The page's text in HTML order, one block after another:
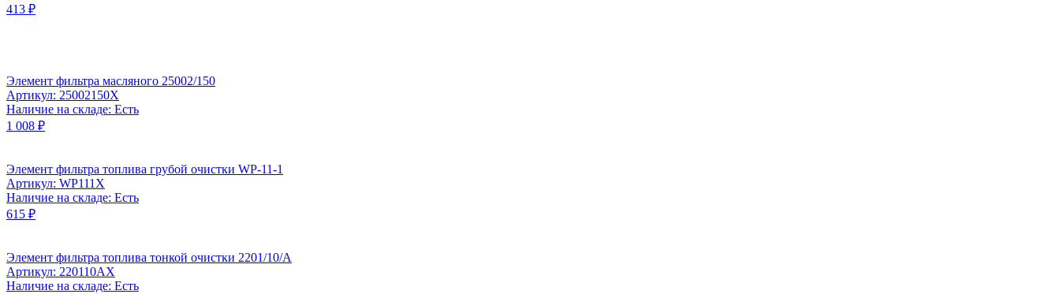
413 ₽
Элемент фильтра масляного 25002/150
Артикул: 25002150X
Наличие на складе: Есть
1 008 ₽
Элемент фильтра топлива грубой очистки WP-11-1
Артикул: WP111X
Наличие на складе: Есть
615 ₽
Элемент фильтра топлива тонкой очистки 2201/10/A
Артикул: 220110AX
Наличие на складе: Есть